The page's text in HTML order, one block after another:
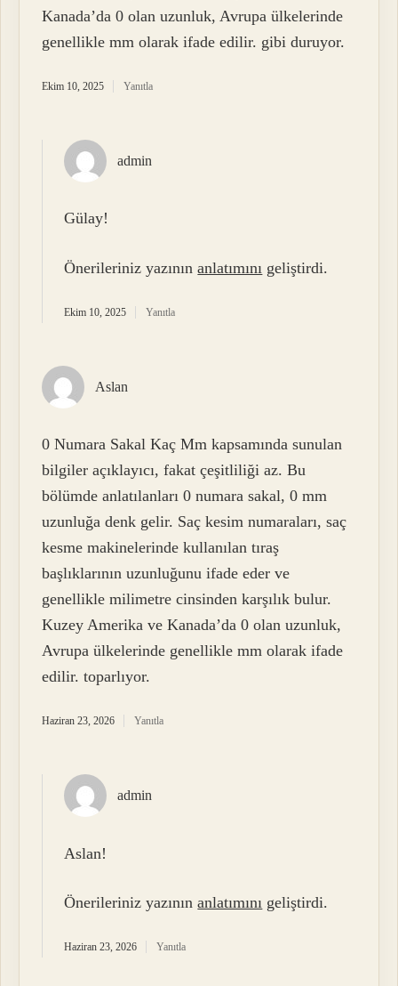
Kanada’da 0 olan uzunluk, Avrupa ülkelerinde
genellikle mm olarak ifade edilir. gibi duruyor.
Ekim 10, 2025 Yanıtla
admin
Gülay!
Önerileriniz yazınınanlatımını geliştirdi.
Ekim 10, 2025 Yanıtla
Aslan
0 Numara Sakal Kaç Mm kapsamında sunulan
bilgiler açıklayıcı, fakat çeşitliliği az. Bu
bölümde anlatılanları 0 numara sakal, 0 mm
uzunluğa denk gelir. Saç kesim numaraları, saç
kesme makinelerinde kullanılan tıraş
başlıklarının uzunluğunu ifade eder ve
genellikle milimetre cinsinden karşılık bulur.
Kuzey Amerika ve Kanada’da 0 olan uzunluk,
Avrupa ülkelerinde genellikle mm olarak ifade
edilir. toparlıyor.
Haziran 23, 2026 Yanıtla
admin
Aslan!
Önerileriniz yazınınanlatımını geliştirdi.
Haziran 23, 2026 Yanıtla